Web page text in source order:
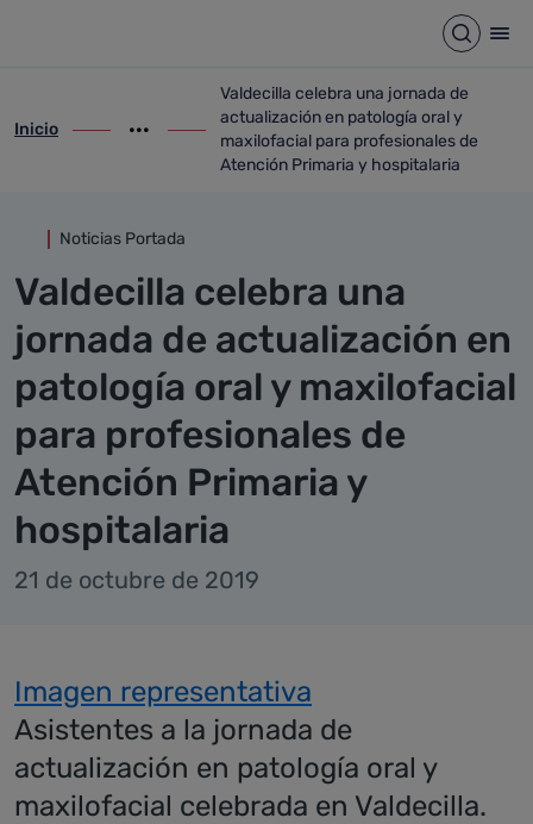
Abrir
ir-a inicio
Inicio
Mostrar opciones del camino de migas
ir-a Valdecilla celebra una jornada de
Valdecilla celebra una jornada de
actualización en patología oral y
maxilofacial para profesionales de
Atención Primaria y hospitalaria
Noticias Portada
Valdecilla celebra una
jornada de actualización en
patología oral y maxilofacial
para profesionales de
Atención Primaria y
hospitalaria
21 de octubre de 2019
Imagen representativa
Asistentes a la jornada de
actualización en patología oral y
maxilofacial celebrada en Valdecilla.